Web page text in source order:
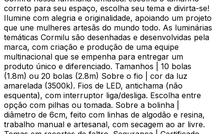
correto para seu espaço, escolha seu tema e divirta-se!
Ilumine com alegria e originalidade, apoiando um projeto
que une mulheres artesãs do mundo todo. As luminárias
temáticas Cormilu são desenhadas e desenvolvidas pela
marca, com criação e produção de uma equipe
multinacional que se empenha para entregar um
produto único e diferenciado. Tamanhos | 10 bolas
(1.8m) ou 20 bolas (2.8m) Sobre o fio | cor da luz
amarelada (3500k). Fios de LED, antichama (não
esquenta), com interruptor liga/desliga. Escolha entre
opção com pilhas ou tomada. Sobre a bolinha |
diâmetro de 6cm, feito com linhas de algodão e resina,
trabalho manual e artesanal, com secagem ao ar livre.